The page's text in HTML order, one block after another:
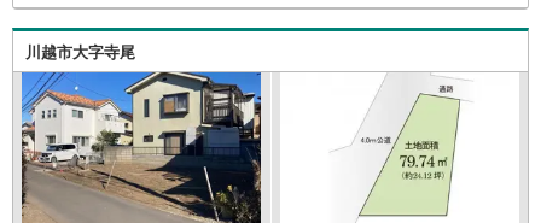
川越市大字寺尾